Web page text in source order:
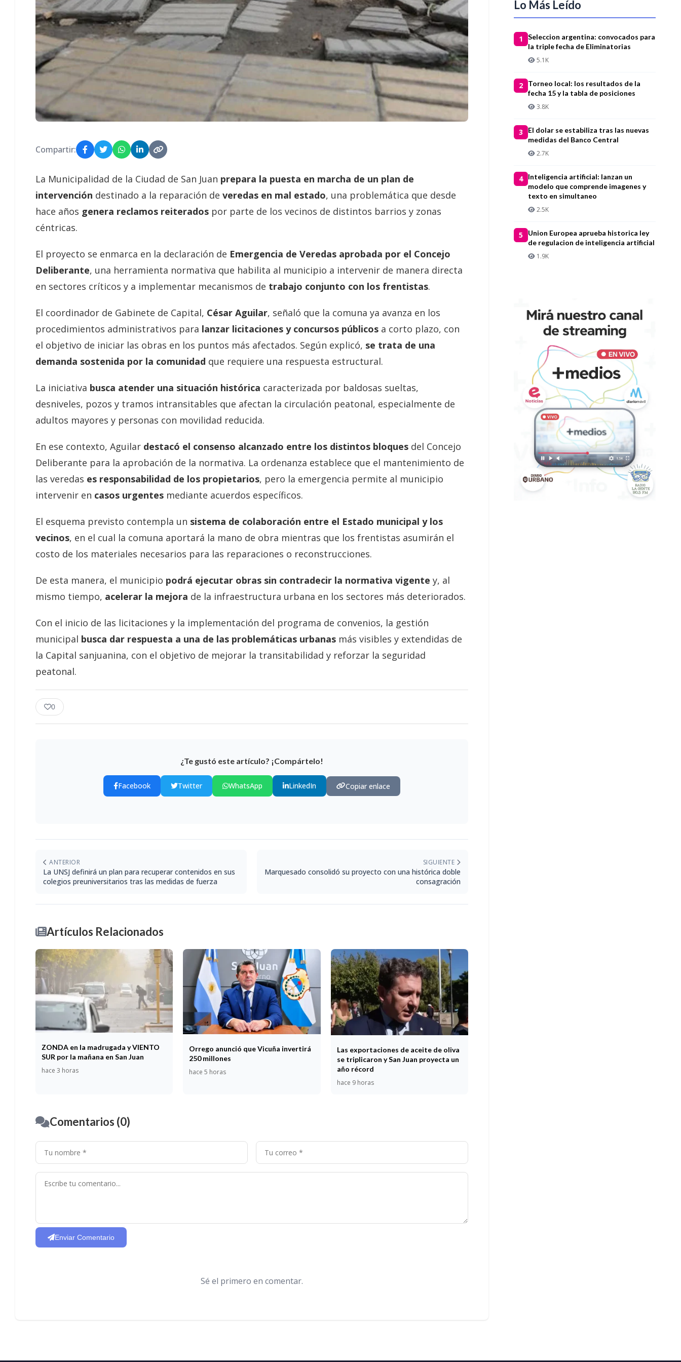
Compartir:
La Municipalidad de la Ciudad de San Juan prepara la puesta en marcha de un plan de
intervención destinado a la reparación de veredas en mal estado, una problemática que desde
hace años genera reclamos reiterados por parte de los vecinos de distintos barrios y zonas
céntricas.
El proyecto se enmarca en la declaración de Emergencia de Veredas aprobada por el Concejo
Deliberante, una herramienta normativa que habilita al municipio a intervenir de manera directa
en sectores críticos y a implementar mecanismos de trabajo conjunto con los frentistas.
El coordinador de Gabinete de Capital, César Aguilar, señaló que la comuna ya avanza en los
procedimientos administrativos para lanzar licitaciones y concursos públicos a corto plazo, con
el objetivo de iniciar las obras en los puntos más afectados. Según explicó, se trata de una
demanda sostenida por la comunidad que requiere una respuesta estructural.
La iniciativa busca atender una situación histórica caracterizada por baldosas sueltas,
desniveles, pozos y tramos intransitables que afectan la circulación peatonal, especialmente de
adultos mayores y personas con movilidad reducida.
En ese contexto, Aguilar destacó el consenso alcanzado entre los distintos bloques del Concejo
Deliberante para la aprobación de la normativa. La ordenanza establece que el mantenimiento de
las veredas es responsabilidad de los propietarios, pero la emergencia permite al municipio
intervenir en casos urgentes mediante acuerdos específicos.
El esquema previsto contempla un sistema de colaboración entre el Estado municipal y los
vecinos, en el cual la comuna aportará la mano de obra mientras que los frentistas asumirán el
costo de los materiales necesarios para las reparaciones o reconstrucciones.
De esta manera, el municipio podrá ejecutar obras sin contradecir la normativa vigente y, al
mismo tiempo, acelerar la mejora de la infraestructura urbana en los sectores más deteriorados.
Con el inicio de las licitaciones y la implementación del programa de convenios, la gestión
municipal busca dar respuesta a una de las problemáticas urbanas más visibles y extendidas de
la Capital sanjuanina, con el objetivo de mejorar la transitabilidad y reforzar la seguridad
peatonal.
0
¿Te gustó este artículo? ¡Compártelo!
Facebook Twitter WhatsApp LinkedIn Copiar enlace
ANTERIOR
La UNSJ definirá un plan para recuperar contenidos en sus
colegios preuniversitarios tras las medidas de fuerza
SIGUIENTE
Marquesado consolidó su proyecto con una histórica doble
consagración
Artículos Relacionados
ZONDA en la madrugada y VIENTO
SUR por la mañana en San Juan
hace 3 horas
Orrego anunció que Vicuña invertirá
250 millones
hace 5 horas
Las exportaciones de aceite de oliva
se triplicaron y San Juan proyecta un
año récord
hace 9 horas
Comentarios (0)
Enviar Comentario
Sé el primero en comentar.
Lo Más Leído
1
Seleccion argentina: convocados para
la triple fecha de Eliminatorias
5.1K
2
Torneo local: los resultados de la
fecha 15 y la tabla de posiciones
3.8K
3
El dolar se estabiliza tras las nuevas
medidas del Banco Central
2.7K
4
Inteligencia artificial: lanzan un
modelo que comprende imagenes y
texto en simultaneo
2.5K
5
Union Europea aprueba historica ley
de regulacion de inteligencia artificial
1.9K